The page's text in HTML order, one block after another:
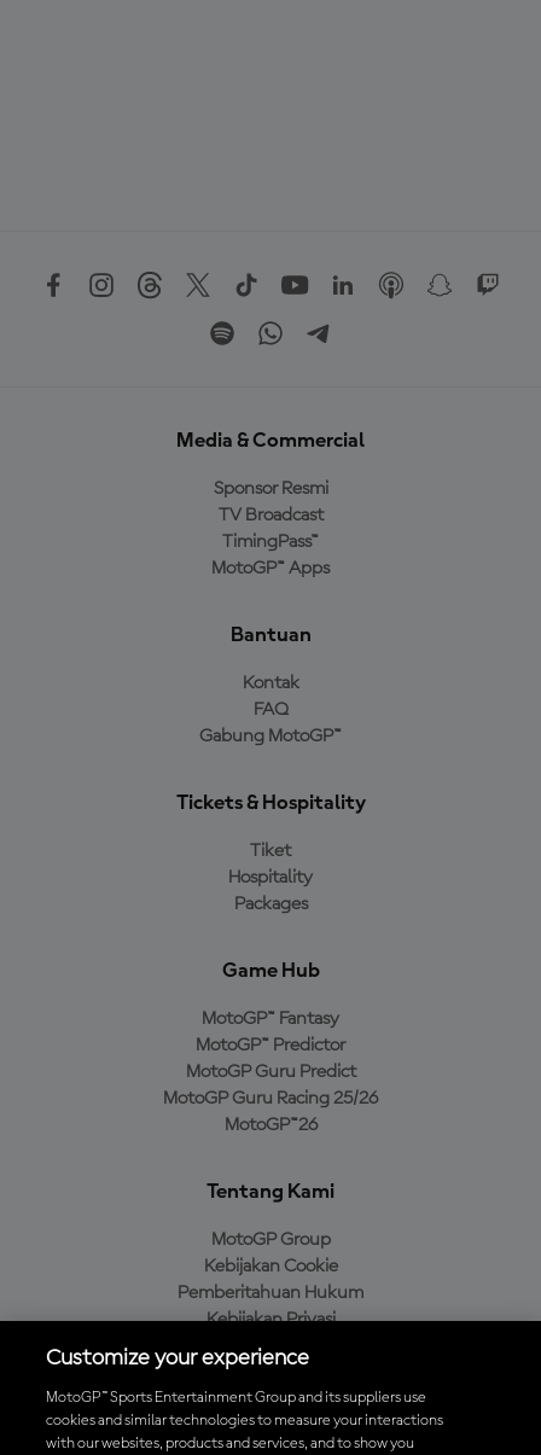
Media & Commercial
Sponsor Resmi
TV Broadcast
TimingPass™
MotoGP™ Apps
Bantuan
Kontak
FAQ
Gabung MotoGP™
Tickets & Hospitality
Tiket
Hospitality
Packages
Game Hub
MotoGP™ Fantasy
MotoGP™ Predictor
MotoGP Guru Predict
MotoGP Guru Racing 25/26
MotoGP™26
Tentang Kami
MotoGP Group
Kebijakan Cookie
Pemberitahuan Hukum
Kebijakan Privasi
Kebijakan Pembelian
Unduh Aplikasi Resmi MotoGP™
Customize your experience
MotoGP™ Sports Entertainment Group and its suppliers use
cookies and similar technologies to measure your interactions
with our websites, products and services, and to show you